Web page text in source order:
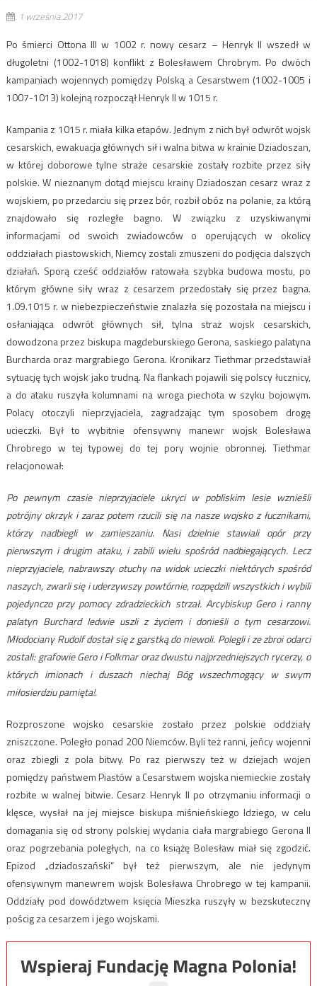
1 września 2017
Po śmierci Ottona III w 1002 r. nowy cesarz – Henryk II wszedł w
długoletni (1002-1018) konflikt z Bolesławem Chrobrym. Po dwóch
kampaniach wojennych pomiędzy Polską a Cesarstwem (1002-1005 i
1007-1013) kolejną rozpoczął Henryk II w 1015 r.
Kampania z 1015 r. miała kilka etapów. Jednym z nich był odwrót wojsk
cesarskich, ewakuacja głównych sił i walna bitwa w krainie Dziadoszan,
w której doborowe tylne straże cesarskie zostały rozbite przez siły
polskie. W nieznanym dotąd miejscu krainy Dziadoszan cesarz wraz z
wojskiem, po przedarciu się przez bór, rozbił obóz na polanie, za którą
znajdowało się rozległe bagno. W związku z uzyskiwanymi
informacjami od swoich zwiadowców o operujących w okolicy
oddziałach piastowskich, Niemcy zostali zmuszeni do podjęcia dalszych
działań. Sporą cześć oddziałów ratowała szybka budowa mostu, po
którym główne siły wraz z cesarzem przedostały się przez bagna.
1.09.1015 r. w niebezpieczeństwie znalazła się pozostała na miejscu i
osłaniająca odwrót głównych sił, tylna straż wojsk cesarskich,
dowodzona przez biskupa magdeburskiego Gerona, saskiego palatyna
Burcharda oraz margrabiego Gerona. Kronikarz Tiethmar przedstawiał
sytuację tych wojsk jako trudną. Na flankach pojawili się polscy łucznicy,
a do ataku ruszyła kolumnami na wroga piechota w szyku bojowym.
Polacy otoczyli nieprzyjaciela, zagradzając tym sposobem drogę
ucieczki. Był to wybitnie ofensywny manewr wojsk Bolesława
Chrobrego w tej typowej do tej pory wojnie obronnej. Tiethmar
relacjonował:
Po pewnym czasie nieprzyjaciele ukryci w pobliskim lesie wznieśli
potrójny okrzyk i zaraz potem rzucili się na nasze wojsko z łucznikami,
którzy nadbiegli w zamieszaniu. Nasi dzielnie stawiali opór przy
pierwszym i drugim ataku, i zabili wielu spośród nadbiegających. Lecz
nieprzyjaciele, nabrawszy otuchy na widok ucieczki niektórych spośród
naszych, zwarli się i uderzywszy powtórnie, rozpędzili wszystkich i wybili
pojedynczo przy pomocy zdradzieckich strzał. Arcybiskup Gero i ranny
palatyn Burchard ledwie uszli z życiem i donieśli o tym cesarzowi.
Młodociany Rudolf dostał się z garstką do niewoli. Polegli i ze zbroi odarci
zostali: grafowie Gero i Folkmar oraz dwustu najprzedniejszych rycerzy, o
których imionach i duszach niechaj Bóg wszechmogący w swym
miłosierdziu pamięta!.
Rozproszone wojsko cesarskie zostało przez polskie oddziały
zniszczone. Poległo ponad 200 Niemców. Byli też ranni, jeńcy wojenni
oraz zbiegli z pola bitwy. Po raz pierwszy też w dziejach wojen
pomiędzy państwem Piastów a Cesarstwem wojska niemieckie zostały
rozbite w walnej bitwie. Cesarz Henryk II po otrzymaniu informacji o
klęsce, wysłał na jej miejsce biskupa miśnieńskiego Idziego, w celu
domagania się od strony polskiej wydania ciała margrabiego Gerona II
oraz pogrzebania poległych, na co książę Bolesław miał się zgodzić.
Epizod „dziadoszański” był też pierwszym, ale nie jedynym
ofensywnym manewrem wojsk Bolesława Chrobrego w tej kampanii.
Oddziały pod dowództwem księcia Mieszka ruszyły w bezskuteczny
pościg za cesarzem i jego wojskami.
Wspieraj Fundację Magna Polonia!